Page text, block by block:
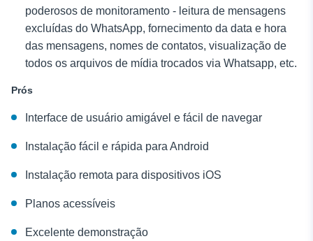
poderosos de monitoramento - leitura de mensagens
excluídas do WhatsApp, fornecimento da data e hora
das mensagens, nomes de contatos, visualização de
todos os arquivos de mídia trocados via Whatsapp, etc.
Prós
Interface de usuário amigável e fácil de navegar
Instalação fácil e rápida para Android
Instalação remota para dispositivos iOS
Planos acessíveis
Excelente demonstração